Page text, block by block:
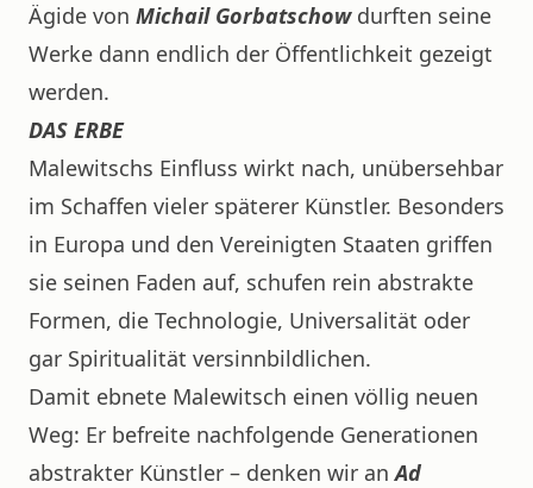
Ägide von Michail Gorbatschowdurften seine
Werke dann endlich der Öffentlichkeit gezeigt
werden.
DAS ERBE
Malewitschs Einfluss wirkt nach, unübersehbar
im Schaffen vieler späterer Künstler. Besonders
in Europa und den Vereinigten Staaten griffen
sie seinen Faden auf, schufen rein abstrakte
Formen, die Technologie, Universalität oder
gar Spiritualität versinnbildlichen.
Damit ebnete Malewitsch einen völlig neuen
Weg: Er befreite nachfolgende Generationen
abstrakter Künstler – denken wir anAd